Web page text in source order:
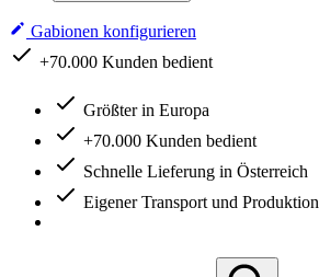
Gabionen konfigurieren
+70.000 Kunden bedient
Größter in Europa
+70.000 Kunden bedient
Schnelle Lieferung in Österreich
Eigener Transport und Produktion